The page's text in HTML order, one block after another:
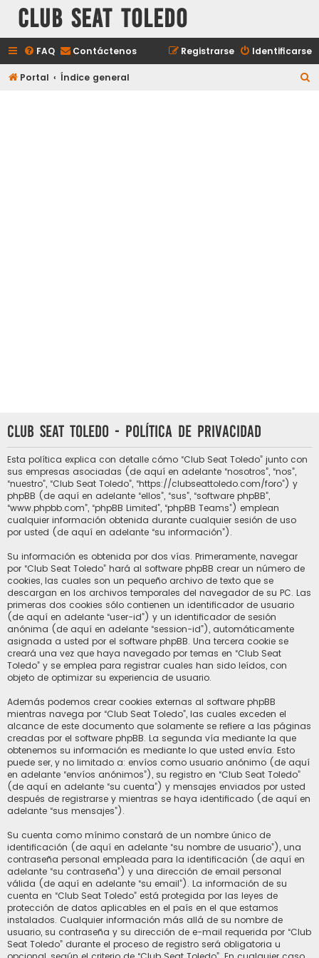
Club Seat Toledo
FAQ Contáctenos Identificarse
Registrarse
Portal Índice general
Club Seat Toledo - Política de privacidad
Esta política explica con detalle cómo “Club Seat Toledo” junto con
sus empresas asociadas (de aquí en adelante “nosotros”, “nos”,
“nuestro”, “Club Seat Toledo”, “https://clubseattoledo.com/foro”) y
phpBB (de aquí en adelante “ellos”, “sus”, “software phpBB”,
“www.phpbb.com”, “phpBB Limited”, “phpBB Teams”) emplean
cualquier información obtenida durante cualquier sesión de uso
por usted (de aquí en adelante “su información”).
Su información es obtenida por dos vías. Primeramente, navegar
por “Club Seat Toledo” hará al software phpBB crear un número de
cookies, las cuales son un pequeño archivo de texto que se
descargan en los archivos temporales del navegador de su PC. Las
primeras dos cookies sólo contienen un identificador de usuario
(de aquí en adelante “user-id”) y un identificador de sesión
anónima (de aquí en adelante “session-id”), automáticamente
asignada a usted por el software phpBB. Una tercera cookie se
creará una vez que haya navegado por temas en “Club Seat
Toledo” y se emplea para registrar cuales han sido leídos, con
objeto de optimizar su experiencia de usuario.
Además podemos crear cookies externas al software phpBB
mientras navega por “Club Seat Toledo”, las cuales exceden el
alcance de este documento que solamente se refiere a las páginas
creadas por el software phpBB. La segunda vía mediante la que
obtenemos su información es mediante lo que usted envía. Esto
puede ser, y no limitado a: envíos como usuario anónimo (de aquí
en adelante “envíos anónimos”), su registro en “Club Seat Toledo”
(de aquí en adelante “su cuenta”) y mensajes enviados por usted
después de registrarse y mientras se haya identificado (de aquí en
adelante “sus mensajes”).
Su cuenta como mínimo constará de un nombre único de
identificación (de aquí en adelante “su nombre de usuario”), una
contraseña personal empleada para la identificación (de aquí en
adelante “su contraseña”) y una dirección de email personal
válida (de aquí en adelante “su email”). La información de su
cuenta en “Club Seat Toledo” está protegida por las leyes de
protección de datos aplicables en el país en el que estamos
instalados. Cualquier información más allá de su nombre de
usuario, su contraseña y su dirección de e-mail requerida por “Club
Seat Toledo” durante el proceso de registro será obligatoria u